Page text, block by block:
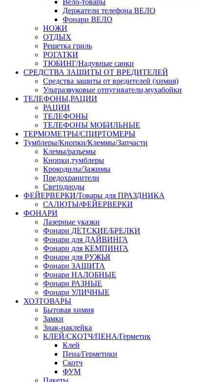
Вело-товары
Держатели телефона ВЕЛО
Фонари ВЕЛО
НОЖИ
ОТДЫХ
Решетка гриль
РОГАТКИ
ТЮБИНГ/Надувные санки
СРЕДСТВА ЗАЩИТЫ ОТ ВРЕДИТЕЛЕЙ
Средства защиты от вредителей (химия)
Ультразвуковые отпугиватели,мухабойки
ТЕЛЕФОНЫ,РАЦИИ
РАЦИИ
ТЕЛЕФОНЫ
ТЕЛЕФОНЫ МОБИЛЬНЫЕ
ТЕРМОМЕТРЫ/СПИРТОМЕРЫ
Тумблеры/Кнопки/Клеммы/Запчасти
Клемы/разъемы
Кнопки,тумблеры
Крокодилы/Зажимы
Предохранители
Светодиоды
ФЕЙЕРВЕРКИ/Товары для ПРАЗДНИКА
САЛЮТЫ/ФЕЙЕРВЕРКИ
ФОНАРИ
Лазерные указки
Фонари ДЕТСКИЕ/БРЕЛКИ
Фонари для ДАЙВИНГА
Фонари для КЕМПИНГА
Фонари для РУЖЬЯ
Фонари ЗАЩИТА
Фонари НАЛОБНЫЕ
Фонари РАЗНЫЕ
Фонари УЛИЧНЫЕ
ХОЗТОВАРЫ
Бытовая химия
Замки
Знак-наклейка
КЛЕЙ/СКОТЧ/ПЕНА/Герметик
Клей
Пена/Герметики
Скотч
ФУМ
Пакеты